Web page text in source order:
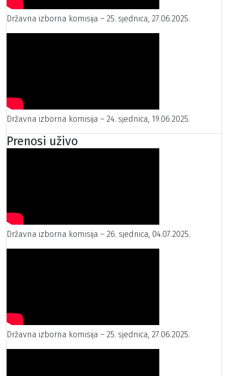
Državna izborna komisija – 25. sjednica, 27.06.2025.
Državna izborna komisija – 24. sjednica, 19.06.2025.
Prenosi uživo
Državna izborna komisija – 26. sjednica, 04.07.2025.
Državna izborna komisija – 25. sjednica, 27.06.2025.